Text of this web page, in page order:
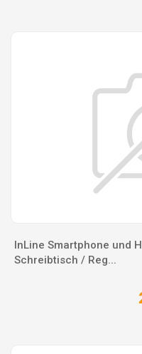
InLine Smartphone und
Schreibtisch / Reg...